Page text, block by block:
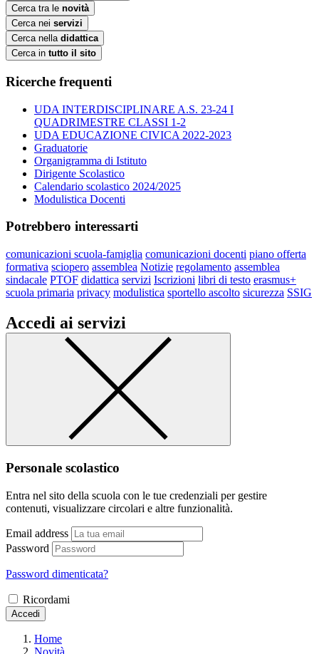
Cerca tra le novità
Cerca nei servizi
Cerca nella didattica
Cerca in tutto il sito
Ricerche frequenti
UDA INTERDISCIPLINARE A.S. 23-24 I
QUADRIMESTRE CLASSI 1-2
UDA EDUCAZIONE CIVICA 2022-2023
Graduatorie
Organigramma di Istituto
Dirigente Scolastico
Calendario scolastico 2024/2025
Modulistica Docenti
Potrebbero interessarti
comunicazioni scuola-famiglia comunicazioni docenti piano offerta
formativa sciopero assemblea Notizie regolamento assemblea
sindacale PTOF didattica servizi Iscrizioni libri di testo erasmus+
scuola primaria privacy modulistica sportello ascolto sicurezza SSIG
Accedi ai servizi
Personale scolastico
Entra nel sito della scuola con le tue credenziali per gestire
contenuti, visualizzare circolari e altre funzionalità.
Email address
Password
Password dimenticata?
Ricordami
Accedi
Home
Novità